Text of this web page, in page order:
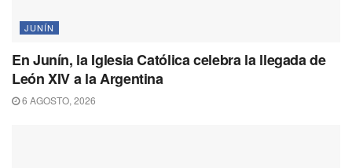
JUNÍN
En Junín, la Iglesia Católica celebra la llegada de
León XIV a la Argentina
6 AGOSTO, 2026